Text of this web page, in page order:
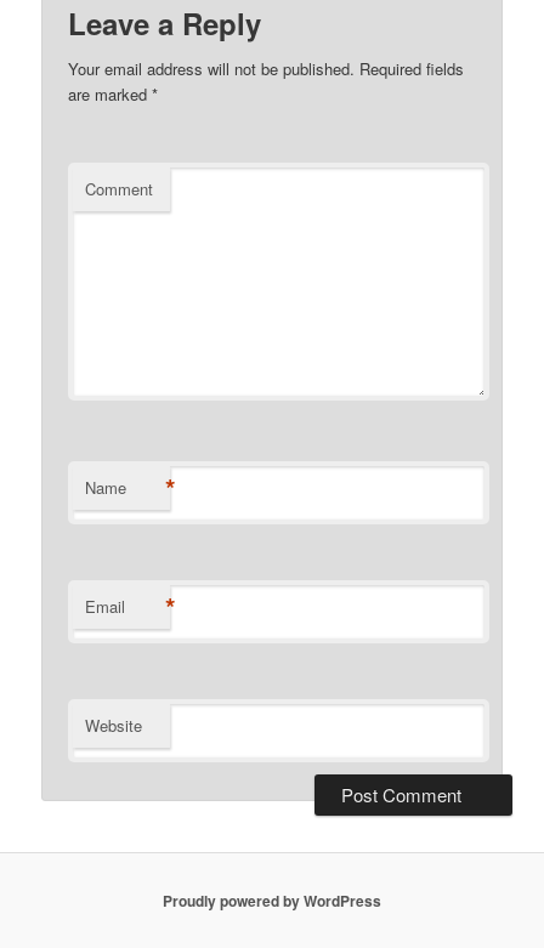
Leave a Reply
Your email address will not be published. Required fields
are marked*
Comment
Name *
Email *
Website
Proudly powered by WordPress